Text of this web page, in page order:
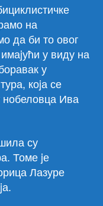
на
да би то овог
у виду на
у
коjа се
нобеловца Ива
су
Томе jе
Лазуре